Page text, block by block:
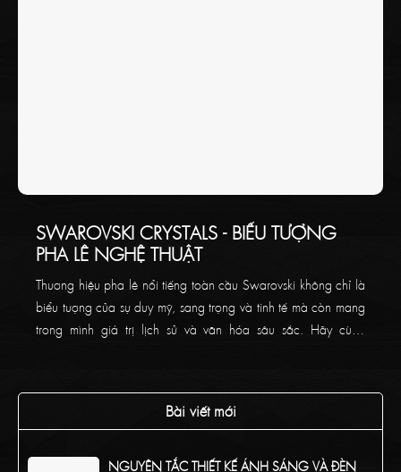
SWAROVSKI CRYSTALS - BIỂU TƯỢNG
PHA LÊ NGHỆ THUẬT
Thương hiệu pha lê nổi tiếng toàn cầu Swarovski không chỉ là
biểu tượng của sự duy mỹ, sang trọng và tinh tế mà còn mang
trong mình giá trị lịch sử và văn hóa sâu sắc. Hãy cùng
Bài viết mới
NGUYÊN TẮC THIẾT KẾ ÁNH SÁNG VÀ ĐÈN